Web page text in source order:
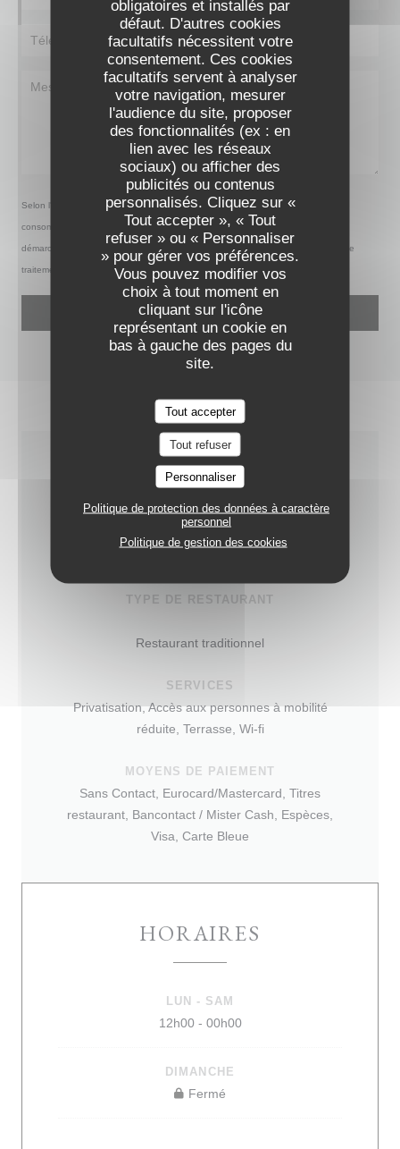
obligatoires et installés par
défaut. D'autres cookies
facultatifs nécessitent votre
consentement. Ces cookies
facultatifs servent à analyser
votre navigation, mesurer
l'audience du site, proposer
des fonctionnalités (ex : en
lien avec les réseaux
sociaux) ou afficher des
publicités ou contenus
personnalisés. Cliquez sur «
Tout accepter », « Tout
refuser » ou « Personnaliser
» pour gérer vos préférences.
Vous pouvez modifier vos
choix à tout moment en
cliquant sur l'icône
représentant un cookie en
bas à gauche des pages du
site.
Tout accepter
Tout refuser
Personnaliser
Politique de protection des données à caractère
personnel
Politique de gestion des cookies
Selon l'article L.223-2 du code de la consommation, il est rappelé que le
consommateur peut user de son droit à s'inscrire sur la liste d'opposition au
démarchage téléphonique Bloctel : . Pour plus d'informations sur le
traitement de vos données, consultez notre politique de confidentialité
INFOS PRATIQUES
CUISINE
TYPE DE RESTAURANT
Restaurant traditionnel
SERVICES
Privatisation, Accès aux personnes à mobilité
réduite, Terrasse, Wi-fi
MOYENS DE PAIEMENT
Sans Contact, Eurocard/Mastercard, Titres
restaurant, Bancontact / Mister Cash, Espèces,
Visa, Carte Bleue
HORAIRES
LUN - SAM
12h00 - 00h00
DIMANCHE
Fermé
VELVET GRILL & MORE